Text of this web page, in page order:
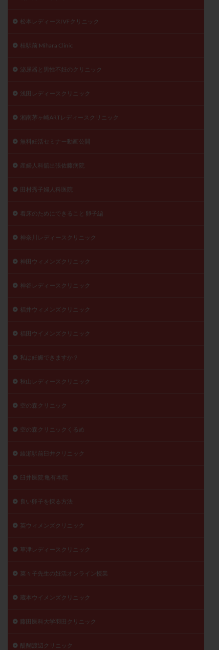
松本レディースIVFクリニック
桂駅前 Mihara Clinic
泌尿器と男性不妊のクリニック
浅田レディースクリニック
湘南茅ヶ崎ARTレディースクリニック
無料妊活セミナー動画公開
産婦人科舘出張佐藤病院
田村秀子婦人科医院
着床のためにできること 卵子編
神奈川レディースクリニック
神田ウィメンズクリニック
神谷レディースクリニック
福井ウィメンズクリニック
福田ウイメンズクリニック
私は妊娠できますか？
秋山レディースクリニック
空の森クリニック
空の森クリニックくるめ
綾瀬駅前臼井クリニック
臼井医院 亀有本院
良い卵子を採る方法
英ウィメンズクリニック
草津レディースクリニック
菜々子先生の妊活オンライン授業
蔵本ウイメンズクリニック
藤田医科大学羽田クリニック
醍醐渡辺クリニック